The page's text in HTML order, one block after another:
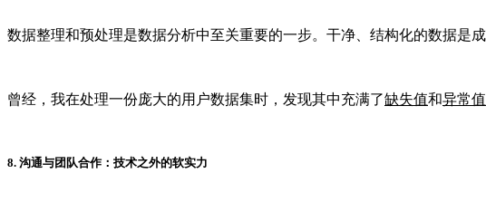
数据整理和预处理是数据分析中至关重要的一步。干净、结构化的数据是
曾经，我在处理一份庞大的用户数据集时，发现其中充满了缺失值和异常值
8. 沟通与团队合作：技术之外的软实力